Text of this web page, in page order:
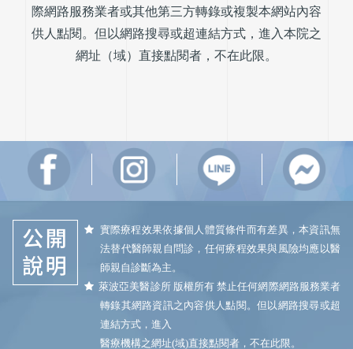
際網路服務業者或其他第三方轉錄或複製本網站內容
供人點閱。但以網路搜尋或超連結方式，進入本院之
網址（域）直接點閱者，不在此限。
實際療程效果依據個人體質條件而有差異，本資訊無
法替代醫師親自問診，任何療程效果與風險均應以醫
師親自診斷為主。
萊波亞美醫診所 版權所有 禁止任何網際網路服務業者
轉錄其網路資訊之內容供人點閱。但以網路搜尋或超
連結方式，進入
醫療機構之網址(域)直接點閱者，不在此限。